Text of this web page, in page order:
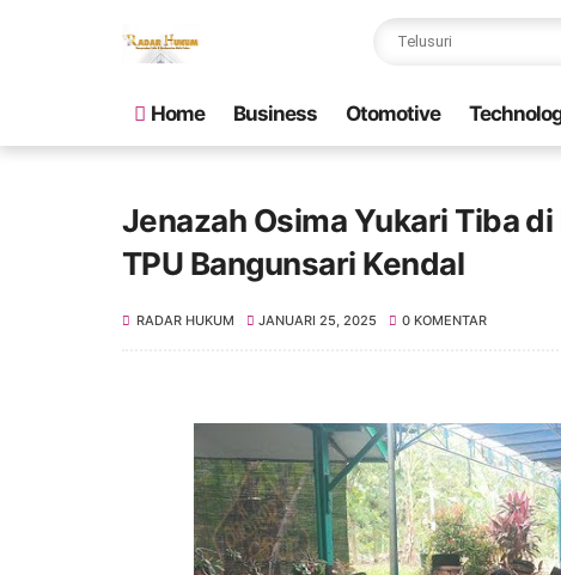
Home Business Otomotive
Jenazah Osima Yukari Tiba
TPU Bangunsari Kendal
RADAR HUKUM JANUARI 25, 2025 0 KOMENTAR